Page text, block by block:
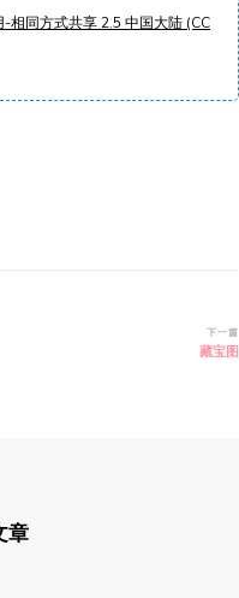
-相同方式共享 2.5 中国大陆 (CC
下一篇
藏宝图
章